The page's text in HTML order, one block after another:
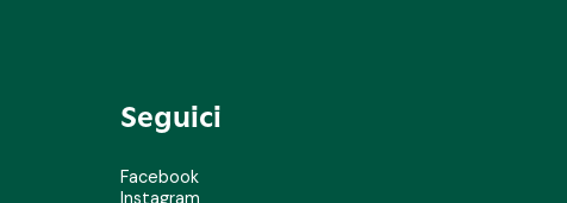
Seguici
Facebook